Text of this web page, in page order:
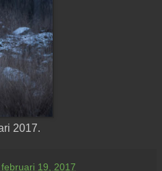
2017.
19, 2017